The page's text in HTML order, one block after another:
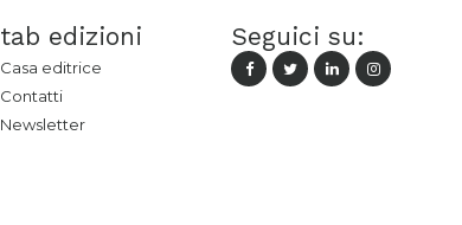
tab edizioni
Casa editrice
Contatti
Newsletter
Seguici su: